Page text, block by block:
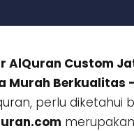
AlQuran Custom
Murah Berkualitas
perlu diketahui
merupakan